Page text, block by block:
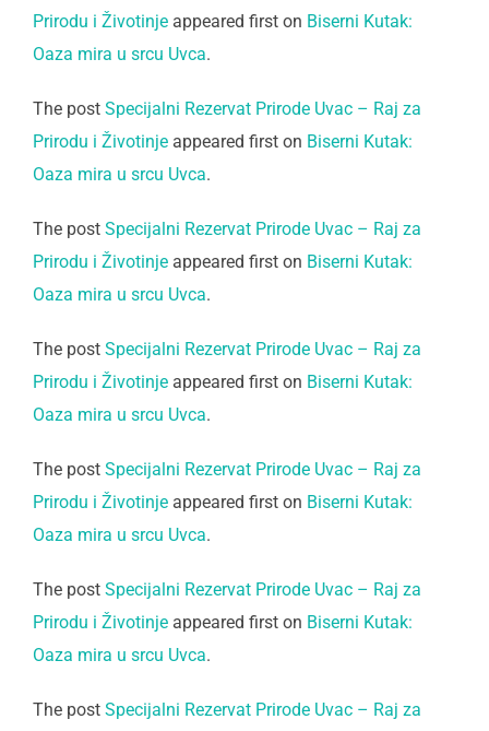
Prirodu i Životinje appeared first on Biserni Kutak:
Oaza mira u srcu Uvca.
The post Specijalni Rezervat Prirode Uvac – Raj za
Prirodu i Životinje appeared first on Biserni Kutak:
Oaza mira u srcu Uvca.
The post Specijalni Rezervat Prirode Uvac – Raj za
Prirodu i Životinje appeared first on Biserni Kutak:
Oaza mira u srcu Uvca.
The post Specijalni Rezervat Prirode Uvac – Raj za
Prirodu i Životinje appeared first on Biserni Kutak:
Oaza mira u srcu Uvca.
The post Specijalni Rezervat Prirode Uvac – Raj za
Prirodu i Životinje appeared first on Biserni Kutak:
Oaza mira u srcu Uvca.
The post Specijalni Rezervat Prirode Uvac – Raj za
Prirodu i Životinje appeared first on Biserni Kutak:
Oaza mira u srcu Uvca.
The post Specijalni Rezervat Prirode Uvac – Raj za